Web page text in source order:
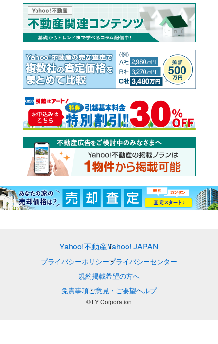
Yahoo!不動産Yahoo! JAPAN
プライバシーポリシープライバシーセンター
規約掲載希望の方へ
免責事項ご意見・ご要望ヘルプ
© LY Corporation